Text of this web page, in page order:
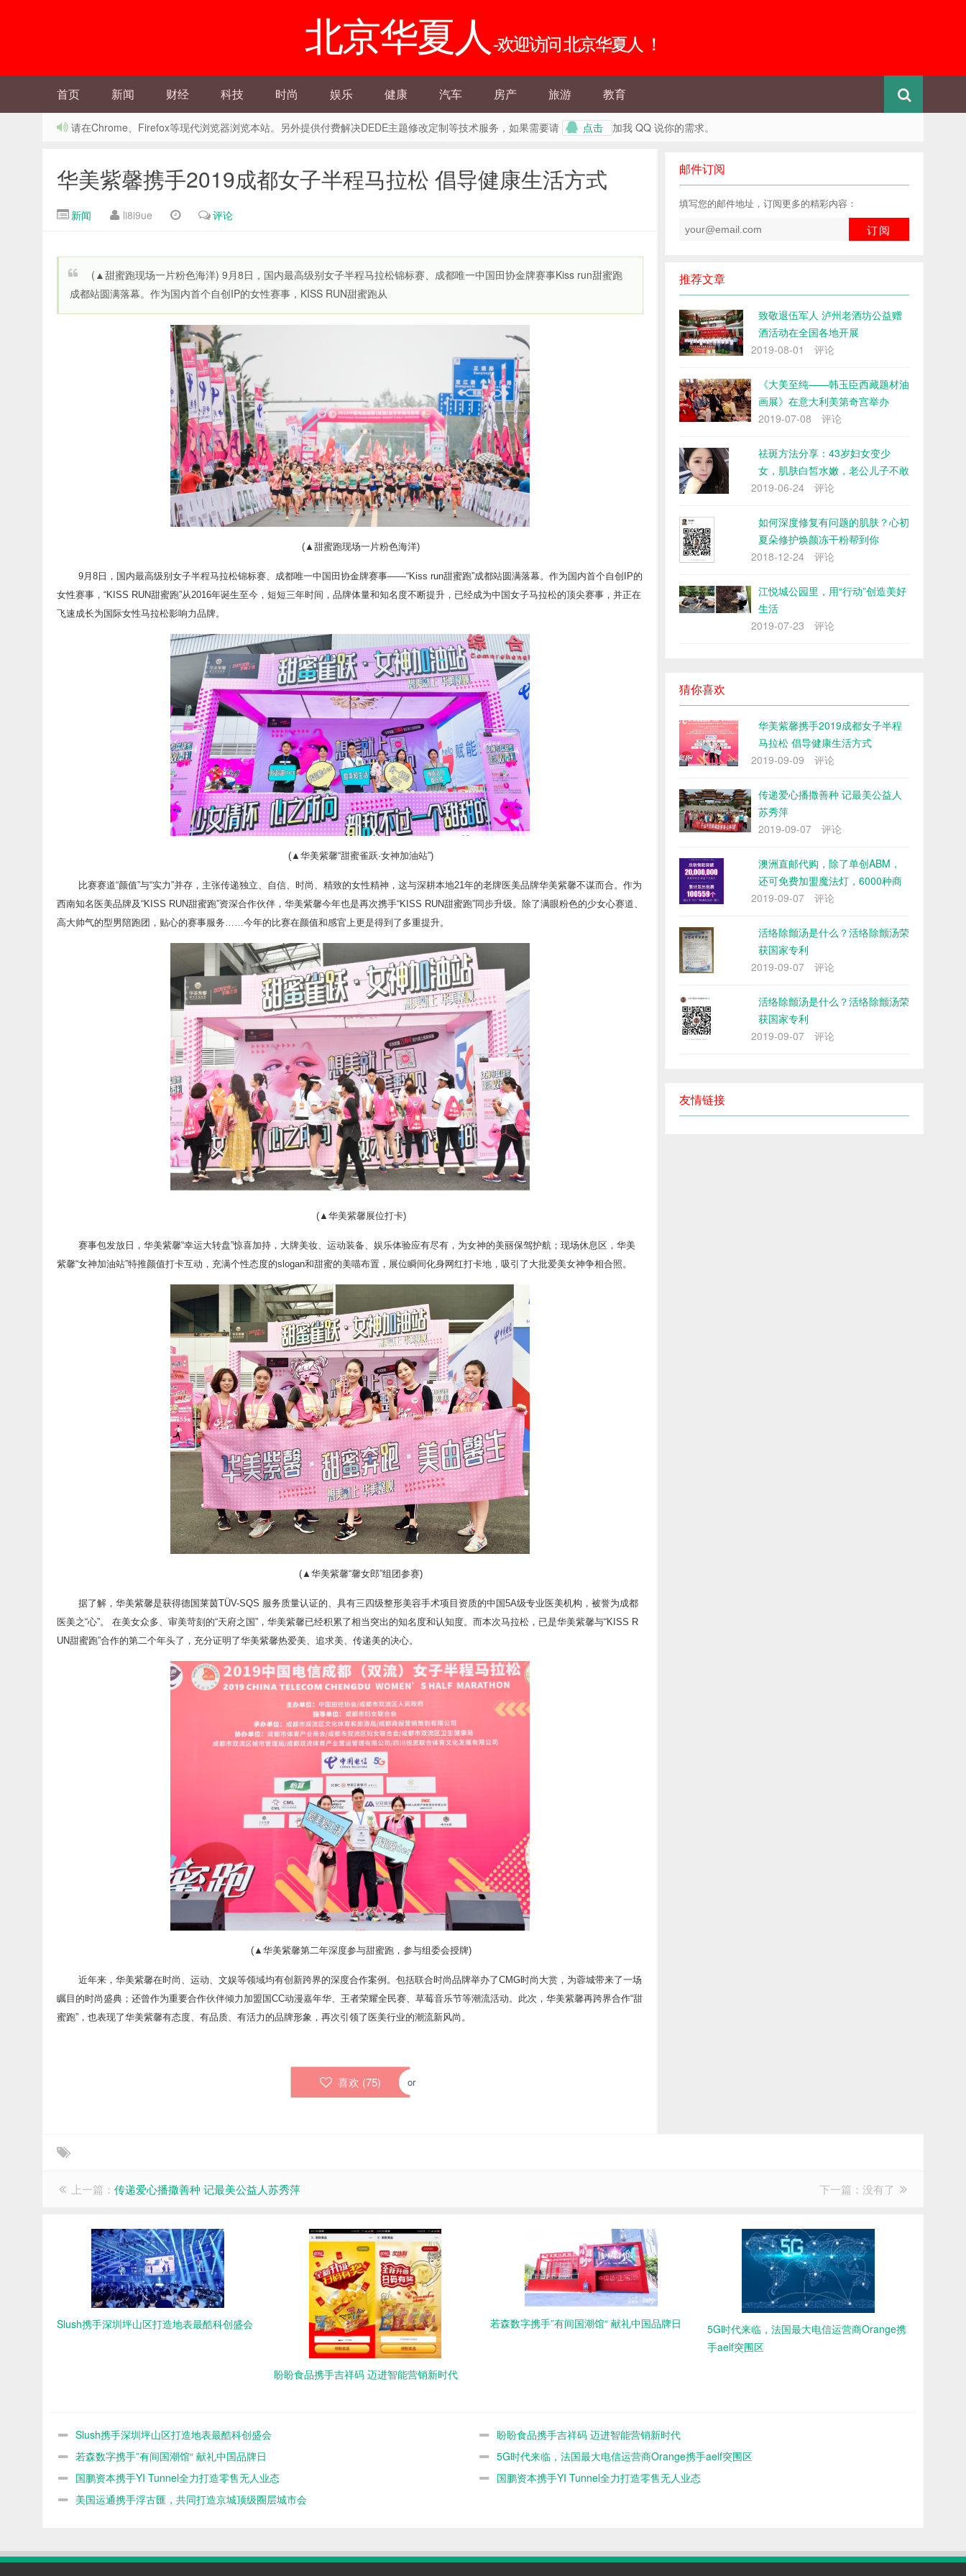
北京华夏人 -欢迎访问 北京华夏人 ！
首页 新闻 财经 科技 时尚 娱乐 健康 汽车 房产 旅游 教育
请在Chrome、Firefox等现代浏览器浏览本站。另外提供付费解决DEDE主题修改定制等技术服务，如果需要请 点击 加我 QQ 说你的需求。
华美紫馨携手2019成都女子半程马拉松 倡导健康生活方式
新闻 li8i9ue 评论
(▲甜蜜跑现场一片粉色海洋) 9月8日，国内最高级别女子半程马拉松锦标赛、成都唯一中国田协金牌赛事Kiss run甜蜜跑
成都站圆满落幕。作为国内首个自创IP的女性赛事，KISS RUN甜蜜跑从
(▲甜蜜跑现场一片粉色海洋)
9月8日，国内最高级别女子半程马拉松锦标赛、成都唯一中国田协金牌赛事——“Kiss run甜蜜跑”成都站圆满落幕。作为国内首个自创IP的
女性赛事，“KISS RUN甜蜜跑”从2016年诞生至今，短短三年时间，品牌体量和知名度不断提升，已经成为中国女子马拉松的顶尖赛事，并正在
飞速成长为国际女性马拉松影响力品牌。
(▲华美紫馨“甜蜜雀跃·女神加油站”)
比赛赛道“颜值”与“实力”并存，主张传递独立、自信、时尚、精致的女性精神，这与深耕本地21年的老牌医美品牌华美紫馨不谋而合。作为
西南知名医美品牌及“KISS RUN甜蜜跑”资深合作伙伴，华美紫馨今年也是再次携手“KISS RUN甜蜜跑”同步升级。除了满眼粉色的少女心赛道、
高大帅气的型男陪跑团，贴心的赛事服务……今年的比赛在颜值和感官上更是得到了多重提升。
(▲华美紫馨展位打卡)
赛事包发放日，华美紫馨“幸运大转盘”惊喜加持，大牌美妆、运动装备、娱乐体验应有尽有，为女神的美丽保驾护航；现场休息区，华美
紫馨“女神加油站”特推颜值打卡互动，充满个性态度的slogan和甜蜜的美喵布置，展位瞬间化身网红打卡地，吸引了大批爱美女神争相合照。
(▲华美紫馨“馨女郎”组团参赛)
据了解，华美紫馨是获得德国莱茵TÜV-SQS 服务质量认证的、具有三四级整形美容手术项目资质的中国5A级专业医美机构，被誉为成都
医美之“心”。 在美女众多、审美苛刻的“天府之国”，华美紫馨已经积累了相当突出的知名度和认知度。而本次马拉松，已是华美紫馨与“KISS R
UN甜蜜跑”合作的第二个年头了，充分证明了华美紫馨热爱美、追求美、传递美的决心。
(▲华美紫馨第二年深度参与甜蜜跑，参与组委会授牌)
近年来，华美紫馨在时尚、运动、文娱等领域均有创新跨界的深度合作案例。包括联合时尚品牌举办了CMG时尚大赏，为蓉城带来了一场
瞩目的时尚盛典；还曾作为重要合作伙伴倾力加盟国CC动漫嘉年华、王者荣耀全民赛、草莓音乐节等潮流活动。此次，华美紫馨再跨界合作“甜
蜜跑”，也表现了华美紫馨有态度、有品质、有活力的品牌形象，再次引领了医美行业的潮流新风尚。
喜欢 (75) or
上一篇： 传递爱心播撒善种 记最美公益人苏秀萍 下一篇：没有了
Slush携手深圳坪山区打造地表最酷科创盛会
盼盼食品携手吉祥码 迈进智能营销新时代
若森数字携手”有间国潮馆“ 献礼中国品牌日
5G时代来临，法国最大电信运营商Orange携
手aelf突围区
Slush携手深圳坪山区打造地表最酷科创盛会
盼盼食品携手吉祥码 迈进智能营销新时代
若森数字携手”有间国潮馆“ 献礼中国品牌日
5G时代来临，法国最大电信运营商Orange携手aelf突围区
国鹏资本携手YI Tunnel全力打造零售无人业态
国鹏资本携手YI Tunnel全力打造零售无人业态
美国运通携手浮古匯，共同打造京城顶级圈层城市会
邮件订阅
填写您的邮件地址，订阅更多的精彩内容：
推荐文章
致敬退伍军人 泸州老酒坊公益赠
酒活动在全国各地开展
2019-08-01
评论
《大美至纯——韩玉臣西藏题材油
画展》在意大利美第奇宫举办
2019-07-08
评论
祛斑方法分享：43岁妇女变少
女，肌肤白皙水嫩，老公儿子不敢
2019-06-24
评论
如何深度修复有问题的肌肤？心初
夏朵修护焕颜冻干粉帮到你
2018-12-24
评论
江悦城公园里，用“行动”创造美好
生活
2019-07-23
评论
猜你喜欢
华美紫馨携手2019成都女子半程
马拉松 倡导健康生活方式
2019-09-09
评论
传递爱心播撒善种 记最美公益人
苏秀萍
2019-09-07
评论
澳洲直邮代购，除了单创ABM，
还可免费加盟魔法灯，6000种商
品随
2019-09-07 评论
活络除颤汤是什么？活络除颤汤荣
获国家专利
2019-09-07
评论
活络除颤汤是什么？活络除颤汤荣
获国家专利
2019-09-07
评论
友情链接